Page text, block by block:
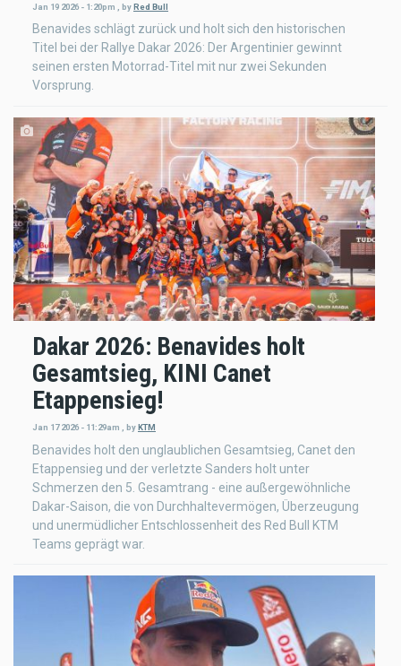
Jan 19 2026 - 1:20pm byRed Bull
Benavides schlägt zurück und holt sich den historischen
Titel bei der Rallye Dakar 2026: Der Argentinier gewinnt
seinen ersten Motorrad-Titel mit nur zwei Sekunden
Vorsprung.
Dakar 2026: Benavides holt
Gesamtsieg, KINI Canet
Etappensieg!
Jan 17 2026 - 11:29am byKTM
Benavides holt den unglaublichen Gesamtsieg, Canet den
Etappensieg und der verletzte Sanders holt unter
Schmerzen den 5. Gesamtrang - eine außergewöhnliche
Dakar-Saison, die von Durchhaltevermögen, Überzeugung
und unermüdlicher Entschlossenheit des Red Bull KTM
Teams geprägt war.